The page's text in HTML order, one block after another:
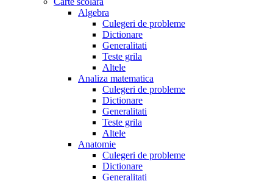
Algebra
Culegeri de probleme
Dictionare
Generalitati
Teste grila
Altele
Analiza matematica
Culegeri de probleme
Dictionare
Generalitati
Teste grila
Altele
Anatomie
Culegeri de probleme
Dictionare
Generalitati